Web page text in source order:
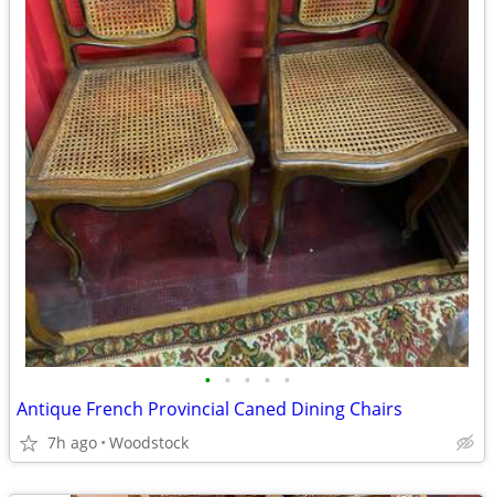
• • • • •
Antique French Provincial Caned Dining Chairs
7h ago Woodstock